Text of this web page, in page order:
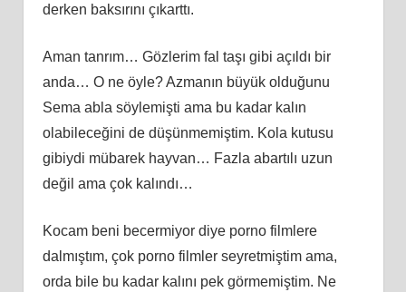
derken baksırını çıkarttı.
Aman tanrım… Gözlerim fal taşı gibi açıldı bir
anda… O ne öyle? Azmanın büyük olduğunu
Sema abla söylemişti ama bu kadar kalın
olabileceğini de düşünmemiştim. Kola kutusu
gibiydi mübarek hayvan… Fazla abartılı uzun
değil ama çok kalındı…
Kocam beni becermiyor diye porno filmlere
dalmıştım, çok porno filmler seyretmiştim ama,
orda bile bu kadar kalını pek görmemiştim. Ne